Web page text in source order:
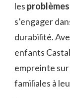
les
s’engager
durabilité.
enfants
empreinte
familiales à